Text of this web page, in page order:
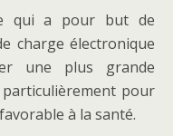
qui a pour but de
charge électronique
une plus grande
pour
à la santé.